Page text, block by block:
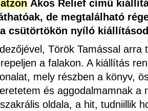
Ákos Relief című
de megtalálható
csütörtökön nyíló
Török Tamással arra
a falakon. A kiállítás
mely részben a könyv,
és aggodalmamnak a
oldala, a hit, tudniillik